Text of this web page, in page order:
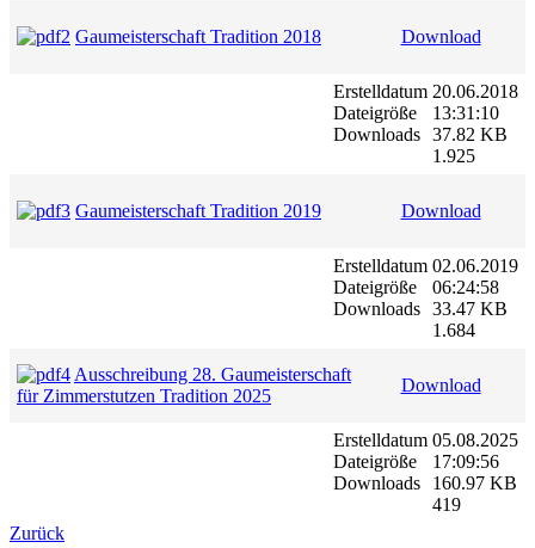
Gaumeisterschaft Tradition 2018 Download
Erstelldatum
Dateigröße
Downloads
20.06.2018
13:31:10
37.82 KB
1.925
Gaumeisterschaft Tradition 2019 Download
Erstelldatum
Dateigröße
Downloads
02.06.2019
06:24:58
33.47 KB
1.684
Ausschreibung 28. Gaumeisterschaft
für Zimmerstutzen Tradition 2025
Download
Erstelldatum
Dateigröße
Downloads
05.08.2025
17:09:56
160.97 KB
419
Zurück